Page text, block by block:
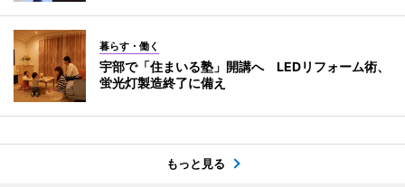
暮らす・働く
宇部で「住まいる塾」開講へ LEDリフォーム術、
蛍光灯製造終了に備え
もっと見る